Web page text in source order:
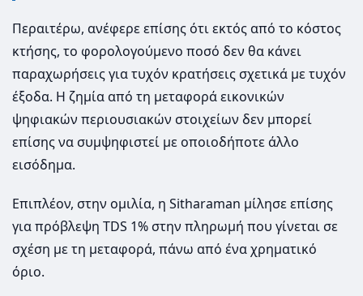
Περαιτέρω, ανέφερε επίσης ότι εκτός από το κόστος
κτήσης, το φορολογούμενο ποσό δεν θα κάνει
παραχωρήσεις για τυχόν κρατήσεις σχετικά με τυχόν
έξοδα. Η ζημία από τη μεταφορά εικονικών
ψηφιακών περιουσιακών στοιχείων δεν μπορεί
επίσης να συμψηφιστεί με οποιοδήποτε άλλο
εισόδημα.
Επιπλέον, στην ομιλία, η Sitharaman μίλησε επίσης
για πρόβλεψη TDS 1% στην πληρωμή που γίνεται σε
σχέση με τη μεταφορά, πάνω από ένα χρηματικό
όριο.